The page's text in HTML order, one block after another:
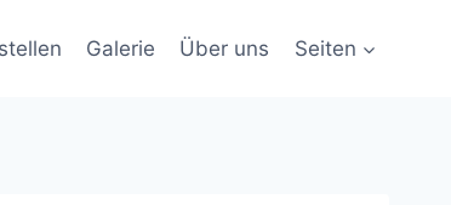
Galerie Über uns Seiten